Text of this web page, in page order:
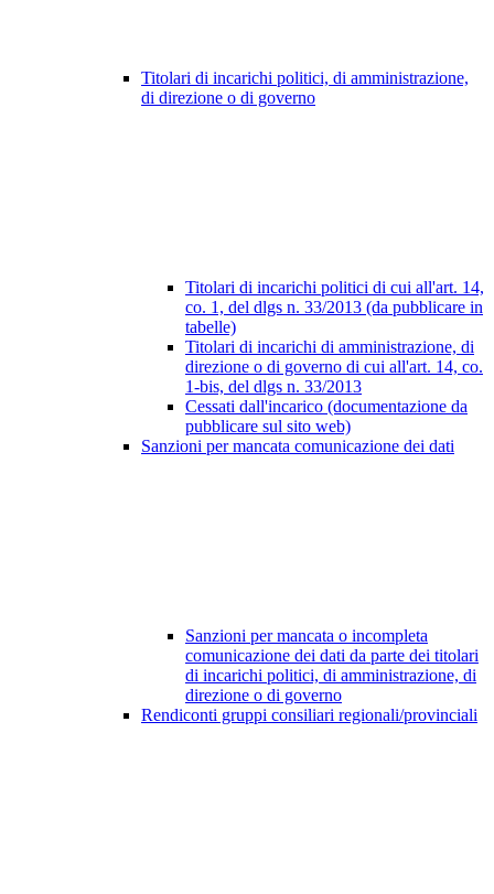
Titolari di incarichi politici, di amministrazione,
di direzione o di governo
Titolari di incarichi politici di cui all'art. 14,
co. 1, del dlgs n. 33/2013 (da pubblicare in
tabelle)
Titolari di incarichi di amministrazione, di
direzione o di governo di cui all'art. 14, co.
1-bis, del dlgs n. 33/2013
Cessati dall'incarico (documentazione da
pubblicare sul sito web)
Sanzioni per mancata comunicazione dei dati
Sanzioni per mancata o incompleta
comunicazione dei dati da parte dei titolari
di incarichi politici, di amministrazione, di
direzione o di governo
Rendiconti gruppi consiliari regionali/provinciali